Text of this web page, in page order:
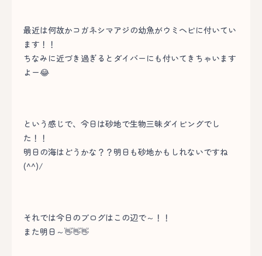
最近は何故かコガネシマアジの幼魚がウミヘビに付いてい
ます！！
ちなみに近づき過ぎるとダイバーにも付いてきちゃいます
よー😂
という感じで、今日は砂地で生物三昧ダイビングでし
た！！
明日の海はどうかな？？明日も砂地かもしれないですね
(^^)/
それでは今日のブログはこの辺で～！！
また明日～👋👋👋